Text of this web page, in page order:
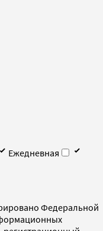
Ежедневная
Федеральной